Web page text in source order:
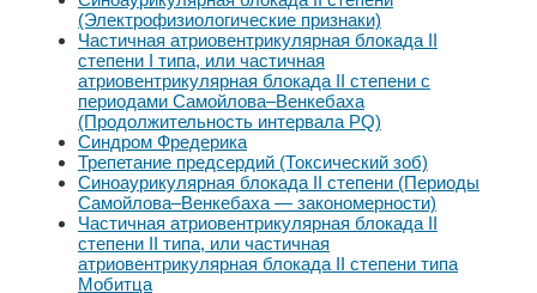
(Электрофизиологические признаки)
Частичная атриовентрикулярная блокада II
степени I типа, или частичная
атриовентрикулярная блокада II степени с
периодами Самойлова–Венкебаха
(Продолжительность интервала PQ)
Синдром Фредерика
Трепетание предсердий (Токсический зоб)
Синоаурикулярная блокада II степени (Периоды
Самойлова–Венкебаха — закономерности)
Частичная атриовентрикулярная блокада II
степени II типа, или частичная
атриовентрикулярная блокада II степени типа
Мобитца